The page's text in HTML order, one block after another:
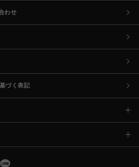
わせ
づく表記